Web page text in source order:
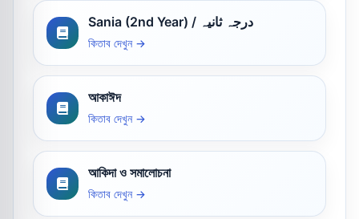
Sania (2nd Year) / درجہ ثانیہ
কিতাব দেখুন →
আকাঈদ
কিতাব দেখুন →
আকিদা ও সমালোচনা
কিতাব দেখুন →